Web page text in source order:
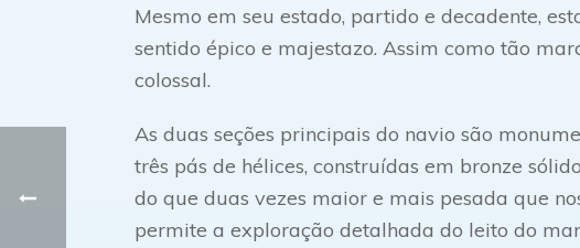
Mesmo em seu estado, partido e decadente,
sentido épico e majestazo. Assim como tão
colossal.
As duas seções principais do navio são
três pás de hélices, construídas em bronze
do que duas vezes maior e mais pesada que
permite a exploração detalhada do leito do